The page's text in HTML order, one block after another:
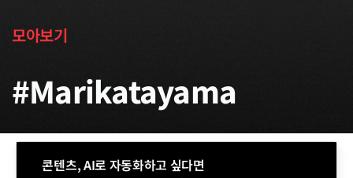
모아보기
#Marikatayama
콘텐츠, AI로 자동화하고 싶다면